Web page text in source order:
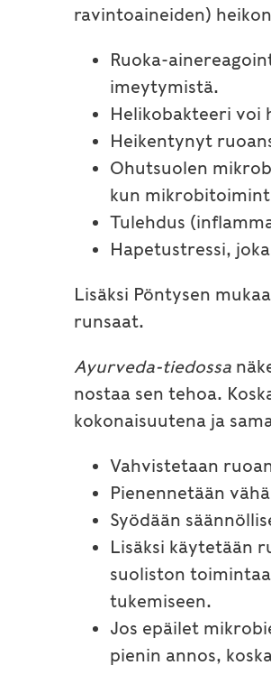
ravintoaineiden)
Ruoka-
imeytymistä.
Helikobakteeri voi
Heikentynyt
Ohutsuolen
kun
Tulehdus
Hapetustressi,
Lisäksi Pöntysen
runsaat.
Ayurveda-tiedossa
nostaa sen tehoa.
kokonaisuutena ja
Vahvistetaan
Pienennetään
Syödään
Lisäksi käytetään
suoliston
tukemiseen.
Jos epäilet
pienin annos,